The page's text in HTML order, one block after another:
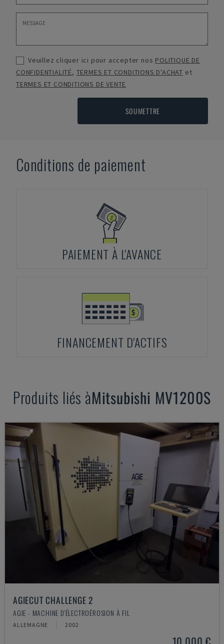
Veuillez cliquer ici pour accepter nos POLITIQUE DE
CONFIDENTIALITÉ, TERMES ET CONDITIONS D'ACHAT et
TERMES ET CONDITIONS DE VENTE
SOUMETTRE
Conditions de paiement
PAIEMENT À L'AVANCE
FINANCEMENT D'ACTIFS
Produits liés àMitsubishi MV1200S
AGIECUT CHALLENGE 2
AGIE - MACHINE D'ÉLECTROÉROSION À FIL
ALLEMAGNE 2002